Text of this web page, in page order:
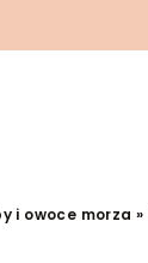
i owoce morza »